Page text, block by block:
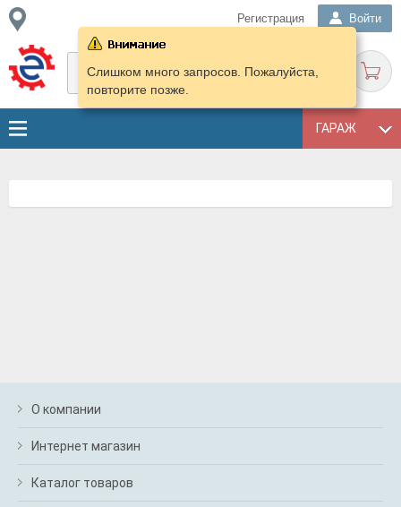
Регистрация Войти
ГАРАЖ
Слишком много запросов. Пожалуйста,
повторите позже.
О компании
Интернет магазин
Каталог товаров